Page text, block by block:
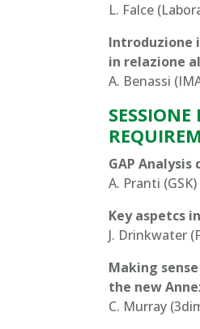
L. Falce
Introduzione
in relazione
A. Benassi
GAP
A. Pranti (GSK)
Key aspetcs
J. Drinkwater
Making
the new
C. Murray